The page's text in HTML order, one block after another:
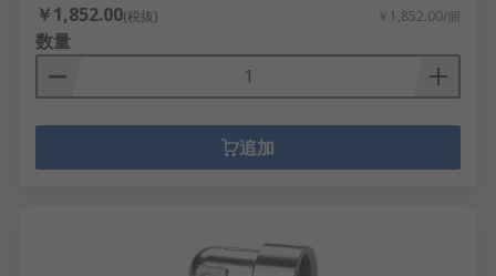
￥1,852.00(税抜) ￥1,852.00/個
数量
追加